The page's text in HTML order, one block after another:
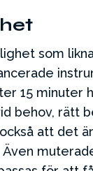
som
15 minuter
behov, rätt
att det